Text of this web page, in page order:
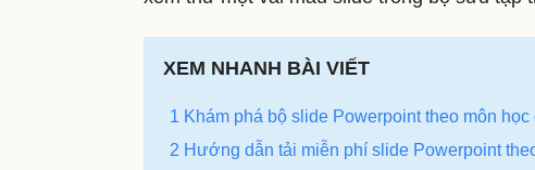
XEM NHANH BÀI VIẾT
1 Khám phá bộ slide Powerpoint theo môn
2 Hướng dẫn tải miễn phí slide Powerpoint